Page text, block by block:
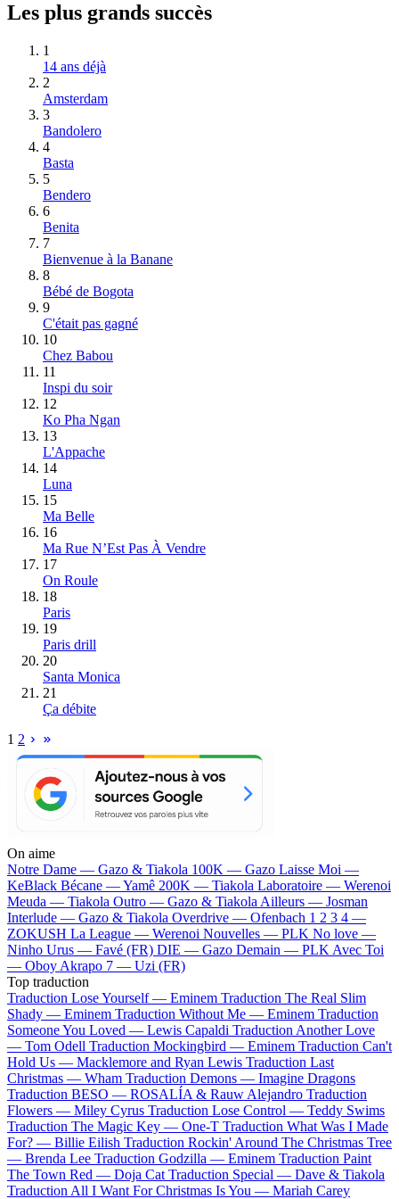
Les plus grands succès
1
14 ans déjà
2
Amsterdam
3
Bandolero
4
Basta
5
Bendero
6
Benita
7
Bienvenue à la Banane
8
Bébé de Bogota
9
C'était pas gagné
10
Chez Babou
11
Inspi du soir
12
Ko Pha Ngan
13
L'Appache
14
Luna
15
Ma Belle
16
Ma Rue N’Est Pas À Vendre
17
On Roule
18
Paris
19
Paris drill
20
Santa Monica
21
Ça débite
1 2
On aime
Notre Dame — Gazo & Tiakola 100K — Gazo Laisse Moi —
KeBlack Bécane —Yamê 200K — Tiakola Laboratoire — Werenoi
Meuda — Tiakola Outro — Gazo & Tiakola Ailleurs — Josman
Interlude — Gazo & Tiakola Overdrive — Ofenbach 1 2 3 4 —
ZOKUSH La League — Werenoi Nouvelles — PLK No love —
Ninho Urus — Favé (FR) DIE — Gazo Demain — PLK Avec Toi
— Oboy Akrapo 7 — Uzi (FR)
Top traduction
Traduction Lose Yourself — Eminem Traduction The Real Slim
Shady — Eminem Traduction Without Me — Eminem Traduction
Someone You Loved — Lewis Capaldi Traduction Another Love
— Tom Odell Traduction Mockingbird — Eminem Traduction Can't
Hold Us — Macklemore and Ryan Lewis Traduction Last
Christmas — Wham Traduction Demons — Imagine Dragons
Traduction BESO — ROSALÍA & Rauw Alejandro Traduction
Flowers — Miley Cyrus Traduction Lose Control — Teddy Swims
Traduction The Magic Key — One-T Traduction What Was I Made
For? — Billie Eilish Traduction Rockin' Around The Christmas Tree
— Brenda Lee Traduction Godzilla — Eminem Traduction Paint
The Town Red — Doja Cat Traduction Special — Dave & Tiakola
Traduction All I Want For Christmas Is You — Mariah Carey